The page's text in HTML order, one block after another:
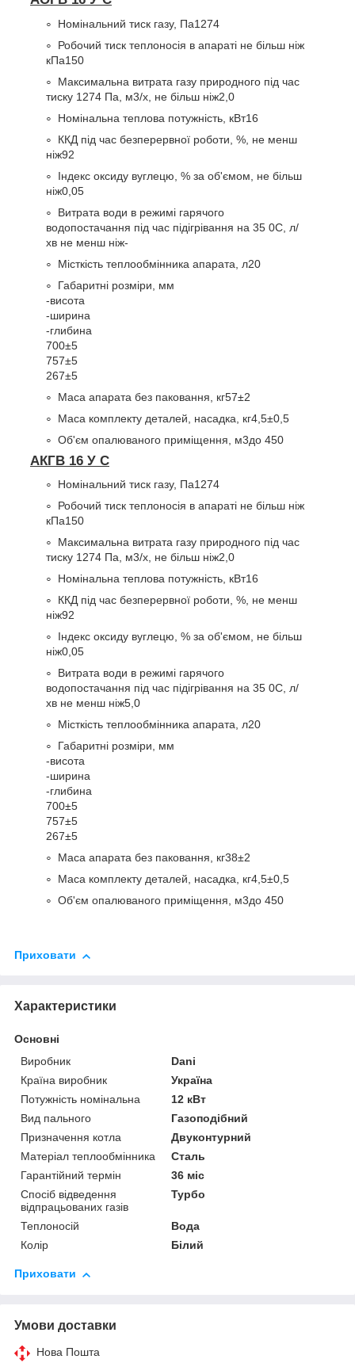
Номінальний тиск газу, Па1274
Робочий тиск теплоносія в апараті не більш ніж
кПа150
Максимальна витрата газу природного під час
тиску 1274 Па, м3/х, не більш ніж2,0
Номінальна теплова потужність, кВт16
ККД під час безперервної роботи, %, не менш
ніж92
Індекс оксиду вуглецю, % за об'ємом, не більш
ніж0,05
Витрата води в режимі гарячого
водопостачання під час підігрівання на 35 0С, л/
хв не менш ніж-
Місткість теплообмінника апарата, л20
Габаритні розміри, мм
-висота
-ширина
-глибина
700±5
757±5
267±5
Маса апарата без паковання, кг57±2
Маса комплекту деталей, насадка, кг4,5±0,5
Об'єм опалюваного приміщення, м3до 450
АКГВ 16 У С
Номінальний тиск газу, Па1274
Робочий тиск теплоносія в апараті не більш ніж
кПа150
Максимальна витрата газу природного під час
тиску 1274 Па, м3/х, не більш ніж2,0
Номінальна теплова потужність, кВт16
ККД під час безперервної роботи, %, не менш
ніж92
Індекс оксиду вуглецю, % за об'ємом, не більш
ніж0,05
Витрата води в режимі гарячого
водопостачання під час підігрівання на 35 0С, л/
хв не менш ніж5,0
Місткість теплообмінника апарата, л20
Габаритні розміри, мм
-висота
-ширина
-глибина
700±5
757±5
267±5
Маса апарата без паковання, кг38±2
Маса комплекту деталей, насадка, кг4,5±0,5
Об'єм опалюваного приміщення, м3до 450
Приховати
Характеристики
Основні
Виробник
Dani
Країна виробник
Україна
Потужність номінальна
12 кВт
Вид пального
Газоподібний
Призначення котла
Двуконтурний
Матеріал теплообмінника
Сталь
Гарантійний термін
36 міс
Спосіб відведення
відпрацьованих газів
Турбо
Теплоносій
Вода
Колір
Білий
Приховати
Умови доставки
Нова Пошта